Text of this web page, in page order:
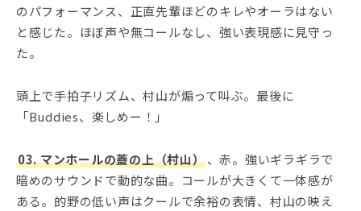
のパフォーマンス、正直先輩ほどのキレやオーラはない
と感じた。ほぼ声や無コールなし、強い表現感に見守っ
た。
頭上で手拍子リズム、村山が煽って叫ぶ。最後に
「Buddies、楽しめー！」
03. マンホールの蓋の上（村山）、赤。強いギラギラで
暗めのサウンドで動的な曲。コールが大きくて一体感が
ある。的野の低い声はクールで余裕の表情、村山の映え